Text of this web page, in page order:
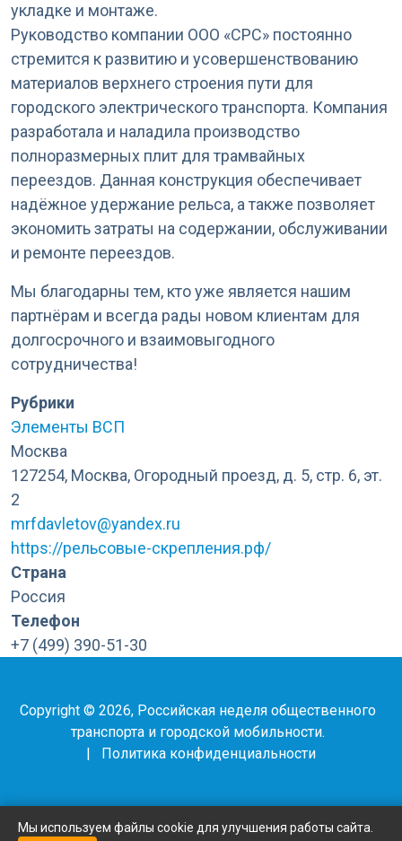
укладке и монтаже.
Руководство компании ООО «СРС» постоянно
стремится к развитию и усовершенствованию
материалов верхнего строения пути для
городского электрического транспорта. Компания
разработала и наладила производство
полноразмерных плит для трамвайных
переездов. Данная конструкция обеспечивает
надёжное удержание рельса, а также позволяет
экономить затраты на содержании, обслуживании
и ремонте переездов.
Мы благодарны тем, кто уже является нашим
партнёрам и всегда рады новом клиентам для
долгосрочного и взаимовыгодного
сотрудничества!
Рубрики
Элементы ВСП
Москва
127254, Москва, Огородный проезд, д. 5, стр. 6, эт.
2
mrfdavletov@yandex.ru
https://рельсовые-скрепления.рф/
Страна
Россия
Телефон
+7 (499) 390-51-30
Copyright © 2026, Российская неделя общественного
транспорта и городской мобильности.
|
Политика конфиденциальности
Мы используем файлы cookie для улучшения работы сайта.